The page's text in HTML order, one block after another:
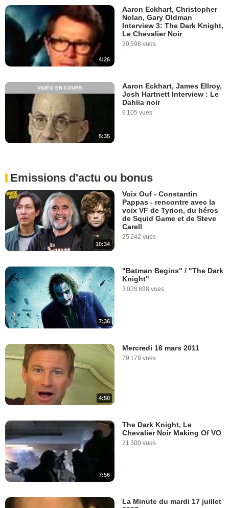
4:26
Aaron Eckhart, Christopher
Nolan, Gary Oldman
Interview 3: The Dark Knight,
Le Chevalier Noir
20 598 vues
5:35
VIDÉO EN COURS
Aaron Eckhart, James Ellroy,
Josh Hartnett Interview : Le
Dahlia noir
9 105 vues
Emissions d'actu ou bonus
10:34
Voix Ouf - Constantin
Pappas - rencontre avec la
voix VF de Tyrion, du héros
de Squid Game et de Steve
Carell
25 242 vues
7:36
"Batman Begins" / "The Dark
Knight"
3 028 898 vues
4:50
Mercredi 16 mars 2011
79 179 vues
7:56
The Dark Knight, Le
Chevalier Noir Making Of VO
21 300 vues
La Minute du mardi 17 juillet